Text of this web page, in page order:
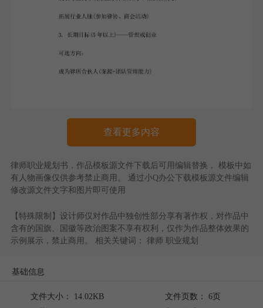
查看更多内容
律师职业规划书 ，作品模板源文件下载后可用编辑替换， 模板中如
有人物画像仅供参考禁止商用。 通过小Q办公下载模板源文件编辑
修改源文件文字和图片即可使用
【特殊限制】设计师仅对作品中独创性部分享有著作权，对作品中
含有的国旗、国徽等政治图案不享有权利，仅作为作品整体效果的
示例展示，禁止商用。 相关关键词： 律师 职业规划
基础信息
文件大小： 14.02KB
文件页数： 6页